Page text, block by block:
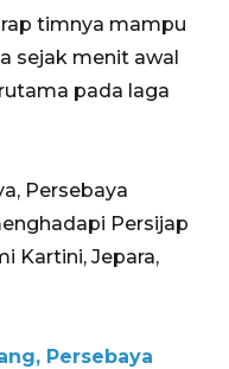
timnya mampu
sejak menit awal
pada laga
Persebaya
Persijap
Kartini, Jepara,
Persebaya